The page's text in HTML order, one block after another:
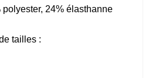
24% élasthanne
tailles :